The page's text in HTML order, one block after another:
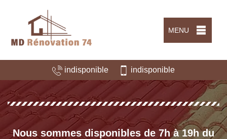
MENU
indisponible indisponible
Nous sommes disponibles de 7h à 19h du